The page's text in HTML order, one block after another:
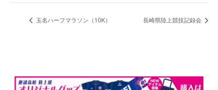
玉名ハーフマラソン（10K） 長崎県陸上競技記録会